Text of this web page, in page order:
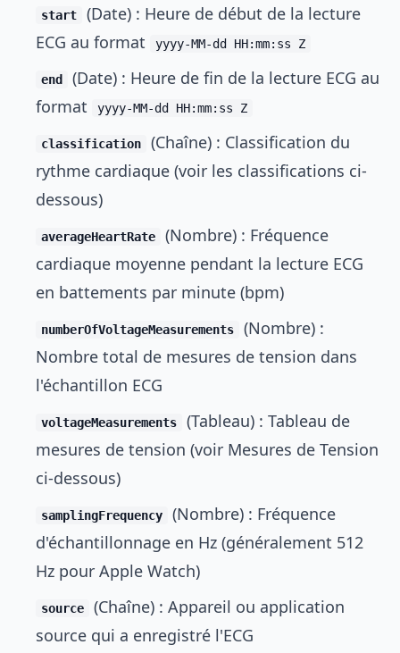
start
(Date) : Heure de début de la lecture
ECG au format
yyyy-MM-dd HH:mm:ss Z
end
(Date) : Heure de fin de la lecture ECG au
format
yyyy-MM-dd HH:mm:ss Z
classification
(Chaîne) : Classification du
rythme cardiaque (voir les classifications ci-
dessous)
averageHeartRate
(Nombre) : Fréquence
cardiaque moyenne pendant la lecture ECG
en battements par minute (bpm)
numberOfVoltageMeasurements
(Nombre) :
Nombre total de mesures de tension dans
l'échantillon ECG
voltageMeasurements
(Tableau) : Tableau de
mesures de tension (voir Mesures de Tension
ci-dessous)
samplingFrequency
(Nombre) : Fréquence
d'échantillonnage en Hz (généralement 512
Hz pour Apple Watch)
source
(Chaîne) : Appareil ou application
source qui a enregistré l'ECG